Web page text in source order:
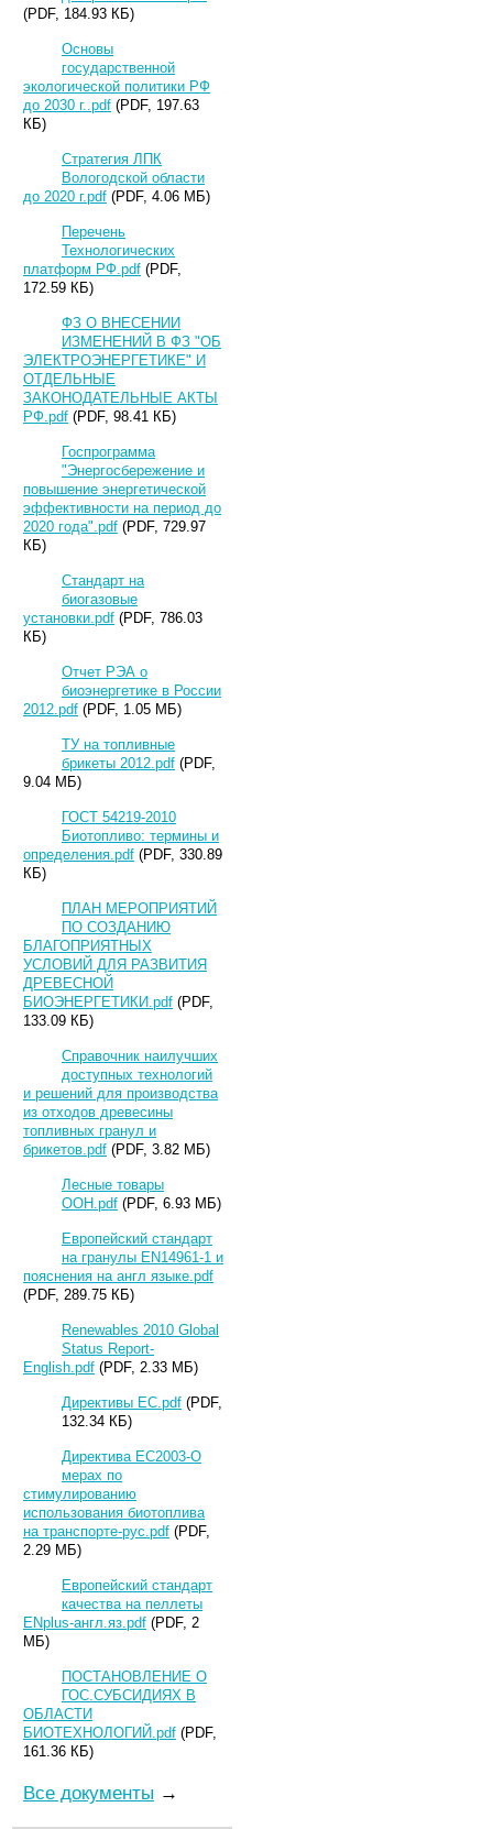
(PDF, 184.93 КБ)
Основы
государственной
экологической политики РФ
до 2030 г..pdf (PDF, 197.63
КБ)
Стратегия ЛПК
Вологодской области
до 2020 г.pdf (PDF, 4.06 МБ)
Перечень
Технологических
платформ РФ.pdf (PDF,
172.59 КБ)
ФЗ О ВНЕСЕНИИ
ИЗМЕНЕНИЙ В ФЗ "ОБ
ЭЛЕКТРОЭНЕРГЕТИКЕ" И
ОТДЕЛЬНЫЕ
ЗАКОНОДАТЕЛЬНЫЕ АКТЫ
РФ.pdf (PDF, 98.41 КБ)
Госпрограмма
"Энергосбережение и
повышение энергетической
эффективности на период до
2020 года".pdf (PDF, 729.97
КБ)
Стандарт на
биогазовые
установки.pdf (PDF, 786.03
КБ)
Отчет РЭА о
биоэнергетике в России
2012.pdf (PDF, 1.05 МБ)
ТУ на топливные
брикеты 2012.pdf (PDF,
9.04 МБ)
ГОСТ 54219-2010
Биотопливо: термины и
определения.pdf (PDF, 330.89
КБ)
ПЛАН МЕРОПРИЯТИЙ
ПО СОЗДАНИЮ
БЛАГОПРИЯТНЫХ
УСЛОВИЙ ДЛЯ РАЗВИТИЯ
ДРЕВЕСНОЙ
БИОЭНЕРГЕТИКИ.pdf (PDF,
133.09 КБ)
Справочник наилучших
доступных технологий
и решений для производства
из отходов древесины
топливных гранул и
брикетов.pdf (PDF, 3.82 МБ)
Лесные товары
ООН.pdf (PDF, 6.93 МБ)
Европейский стандарт
на гранулы EN14961-1 и
пояснения на англ языке.pdf
(PDF, 289.75 КБ)
Renewables 2010 Global
Status Report-
English.pdf (PDF, 2.33 МБ)
Директивы ЕС.pdf (PDF,
132.34 КБ)
Директива ЕС2003-О
мерах по
стимулированию
использования биотоплива
на транспорте-рус.pdf (PDF,
2.29 МБ)
Европейский стандарт
качества на пеллеты
ENplus-англ.яз.pdf (PDF, 2
МБ)
ПОСТАНОВЛЕНИЕ О
ГОС.СУБСИДИЯХ В
ОБЛАСТИ
БИОТЕХНОЛОГИЙ.pdf (PDF,
161.36 КБ)
Все документы →